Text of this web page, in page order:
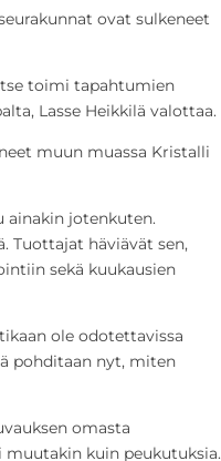
ovat sulkeneet
toimi tapahtumien
Lasse Heikkilä valottaa.
muun muassa Kristalli
ainakin jotenkuten.
Tuottajat häviävät sen,
sekä kuukausien
ole odotettavissa
pohditaan nyt, miten
omasta
kuin peukutuksia.